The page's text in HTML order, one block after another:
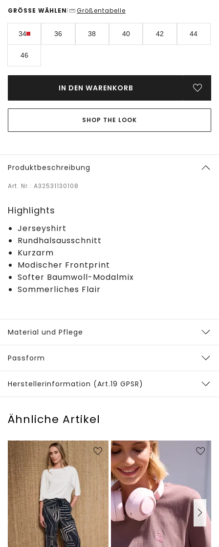
GRÖSSE WÄHLEN | Größentabelle
34 36 38 40 42 44
46
IN DEN WARENKORB
SHOP THE LOOK
Produktbeschreibung
Art. Nr.: A32531130108
Highlights
Jerseyshirt
Rundhalsausschnitt
Kurzarm
Modischer Frontprint
Softer Baumwoll-Modalmix
Sommerliches Flair
Material und Pflege
Passform
Herstellerinformation (Art.19 GPSR)
Ähnliche Artikel